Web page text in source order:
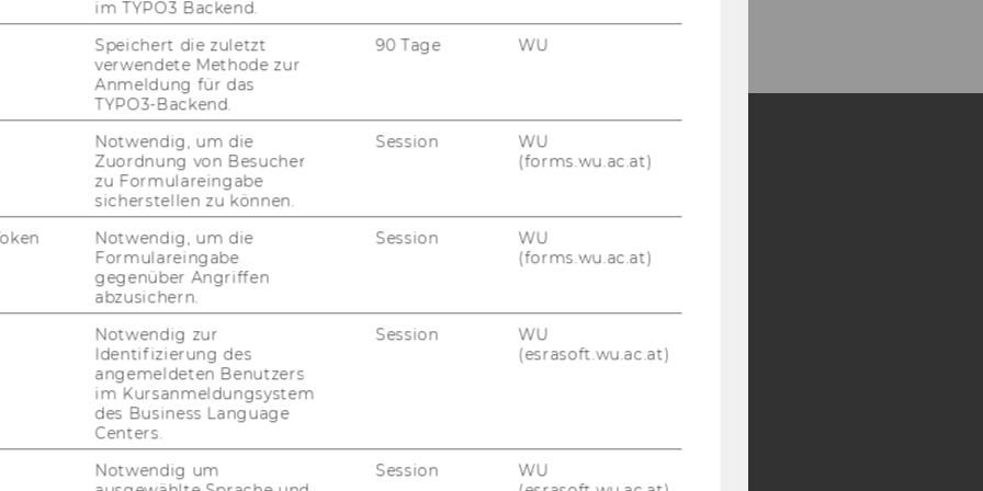
NewsletterBluesky
WEBSEITE
MEDIA
EQUIS AACSB AMBA
im TYPO3 Backend.
Speichert die zuletzt
verwendete Methode zur
Anmeldung für das
TYPO3-Backend.
90 Tage WU
Notwendig, um die
Zuordnung von Besucher
zu Formulareingabe
sicherstellen zu können.
Session
WU
(forms.wu.ac.at)
Notwendig, um die
Formulareingabe
gegenüber Angriffen
abzusichern.
Session
WU
(forms.wu.ac.at)
Notwendig zur
Identifizierung des
angemeldeten Benutzers
im Kursanmeldungsystem
des Business Language
Centers.
Session
WU
(esrasoft.wu.ac.at)
Notwendig um
Session
WU